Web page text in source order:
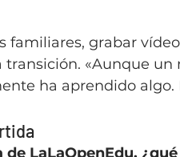
familiares, grabar
transición. «Aunque
ha aprendido algo.
LaLaOpenEdu,